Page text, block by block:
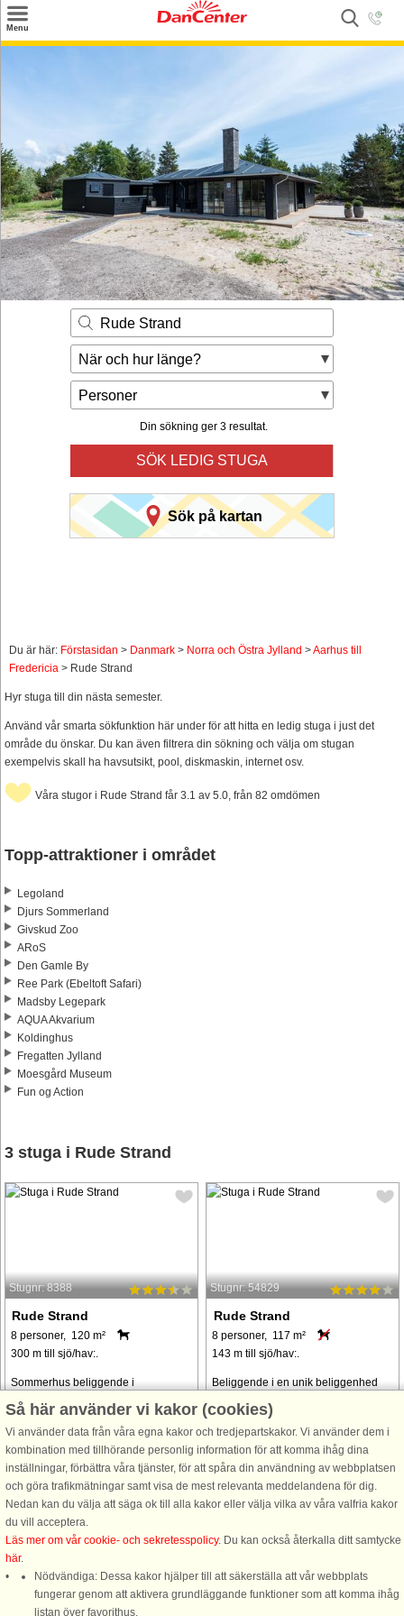
Menu
Info
Service
Kontakt
Husägare
Rude Strand
När och hur länge?
Personer
Din sökning ger 3 resultat.
SÖK LEDIG STUGA
Sök på kartan
Du är här: Förstasidan > Danmark > Norra och Östra Jylland >Aarhus till
Fredericia > Rude Strand
Hyr stuga till din nästa semester.
Använd vår smarta sökfunktion här under för att hitta en ledig stuga i just det
område du önskar. Du kan även filtrera din sökning och välja om stugan
exempelvis skall ha havsutsikt, pool, diskmaskin, internet osv.
Våra stugor i Rude Strand får 3.1 av 5.0, från 82 omdömen
Topp-attraktioner i området
Legoland
Djurs Sommerland
Givskud Zoo
ARoS
Den Gamle By
Ree Park (Ebeltoft Safari)
Madsby Legepark
AQUA Akvarium
Koldinghus
Fregatten Jylland
Moesgård Museum
Fun og Action
3 stuga i Rude Strand
Stugnr: 8388
Rude Strand
8 personer, 120 m²
300 m till sjö/hav:.
Sommerhus beliggende i
naturskønne omgivelser kun cirka
300 meter fra en dejlige,
børnevenlige sandstrand ved Rude
Strand. Køkkenet ligger i åben
forbindelse med stuen, så her kan
alle hygge sig og spille ...
från 9.334 SEK
Stugnr: 54829
Rude Strand
8 personer, 117 m²
143 m till sjö/hav:.
Beliggende i en unik beliggenhed
med en betagende udsigt over
havet, tilbyder dette moderne
feriehus et perfekt tilflugtssted for
familier eller små grupper, der søger
både afslapning og mindeværdige
oplevelser. ...
Så här använder vi kakor (cookies)
Vi använder data från våra egna kakor och tredjepartskakor. Vi använder dem i
kombination med tillhörande personlig information för att komma ihåg dina
inställningar, förbättra våra tjänster, för att spåra din användning av webbplatsen
och göra trafikmätningar samt visa de mest relevanta meddelandena för dig.
Nedan kan du välja att säga ok till alla kakor eller välja vilka av våra valfria kakor
du vill acceptera.
Läs mer om vår cookie- och sekretesspolicy. Du kan också återkalla ditt samtycke
här.
Nödvändiga: Dessa kakor hjälper till att säkerställa att vår webbplats
fungerar genom att aktivera grundläggande funktioner som att komma ihåg
listan över favorithus.